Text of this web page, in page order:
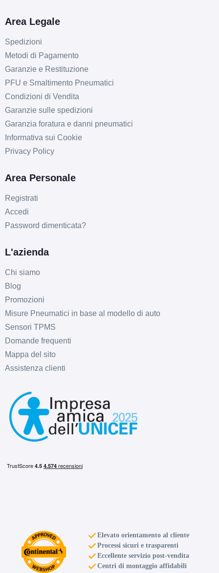
D B
D B
Area Legale
Spedizioni
Metodi di Pagamento
Garanzie e Restituzione
PFU e Smaltimento Pneumatici
Condizioni di Vendita
Garanzie sulle spedizioni
Garanzia foratura e danni pneumatici
Informativa sui Cookie
Privacy Policy
Area Personale
Registrati
Accedi
Password dimenticata?
L'azienda
Chi siamo
Blog
Promozioni
Misure Pneumatici in base al modello di auto
Sensori TPMS
Domande frequenti
Mappa del sito
Assistenza clienti
Elevato orientamento al cliente
Processi sicuri e trasparenti
Eccellente servizio post-vendita
Centri di montaggio affidabili